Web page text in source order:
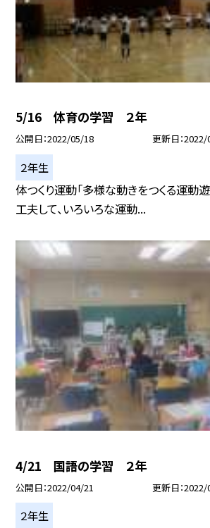
5/16 体育の学習 ２年
公開日 2022/05/18 更新日 2022/
２年生
体つくり運動「多様な動きをつくる運動
工夫して、いろいろな運動...
4/21 国語の学習 ２年
公開日 2022/04/21 更新日 2022/
２年生